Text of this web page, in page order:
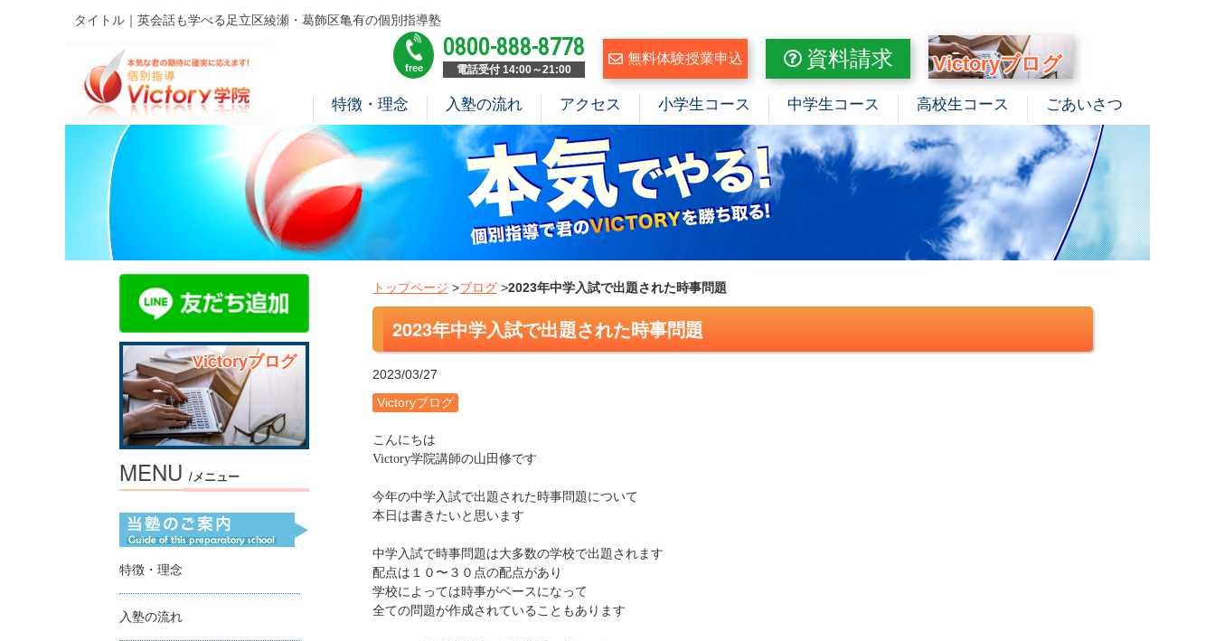
タイトル｜英会話も学べる足立区綾瀬・葛飾区亀有の個別指導塾
free
0800-888-8778
電話受付 14:00～21:00
無料体験授業申込 資料請求 Victoryブログ
特徴・理念 入塾の流れ アクセス 小学生コース 中学生コース 高校生コース ごあいさつ
トップページ >ブログ >2023年中学入試で出題された時事問題
2023年中学入試で出題された時事問題
2023/03/27
Victoryブログ
こんにちは
Victory学院講師の山田修です
今年の中学入試で出題された時事問題について
本日は書きたいと思います
中学入試で時事問題は大多数の学校で出題されます
配点は１０〜３０点の配点があり
学校によっては時事がベースになって
全ての問題が作成されていることもあります
Victoryブログ
MENU /メニュー
特徴・理念
入塾の流れ